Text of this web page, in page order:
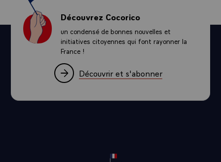
Découvrez Cocorico
un condensé de bonnes nouvelles et
initiatives citoyennes qui font rayonner la
France !
Découvrir et s'abonner